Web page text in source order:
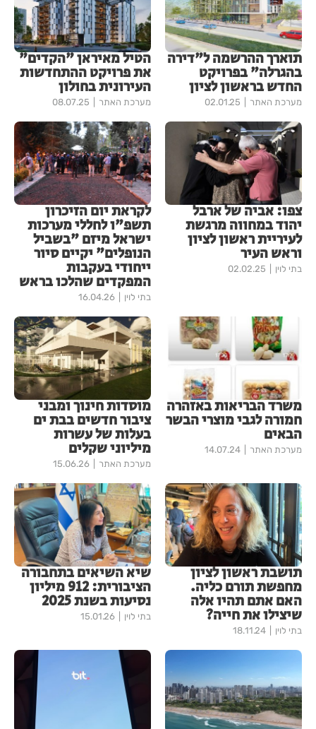
תוארך ההרשמה ל"דירה
בהגרלה" בפרויקט
החדש בראשון לציון
מערכת האתר 02.01.25
הטיל מאיראן "הקדים"
את פרויקט ההתחדשות
העירונית בחולון
מערכת האתר 08.07.25
צפו: אביה של ארבל
יהוד במחווה מרגשת
לעיריית ראשון לציון
וראש העיר
בתי לוין 02.02.25
לקראת יום הזיכרון
תשפ"ו לחללי מערכות
ישראל מיזם "בשביל
הנופלים" יקיים סיור
ייחודי בעקבות
המפקדים שהלכו בראש
בתי לוין 16.04.26
משרד הבריאות באזהרה
חמורה לגבי מוצרי הבשר
הבאים
מערכת האתר 14.07.24
מוסדות חינוך ומבני
ציבור חדשים בבת ים
בעלות של עשרות
מיליוני שקלים
מערכת האתר 15.06.26
תושבת ראשון לציון
מחפשת תורם כליה.
האם אתם תהיו אלה
שיצילו את חייה?
בתי לוין 18.11.24
שיא השיאים בתחבורה
הציבורית: 912 מיליון
נסיעות בשנת 2025
בתי לוין 15.01.26